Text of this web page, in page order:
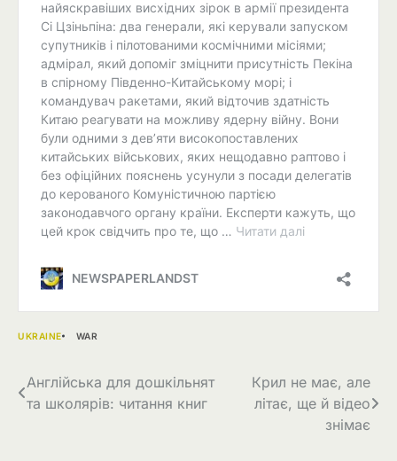
UKRAINE WAR
Навігація
записів
Англійська для дошкільнят
та школярів: читання книг
Крил не має, але
літає, ще й відео
знімає